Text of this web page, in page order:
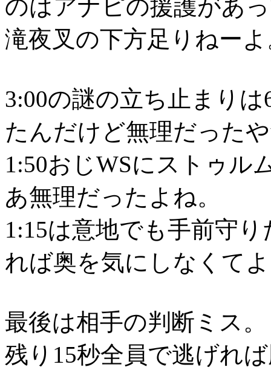
のはアナピの援護があ
滝夜叉の下方足りねー
3:00の謎の立ち止まり
たんだけど無理だった
1:50おじWSにストゥル
あ無理だったよね。
1:15は意地でも手前守
れば奥を気にしなくて
最後は相手の判断ミス。
残り15秒全員で逃げれ